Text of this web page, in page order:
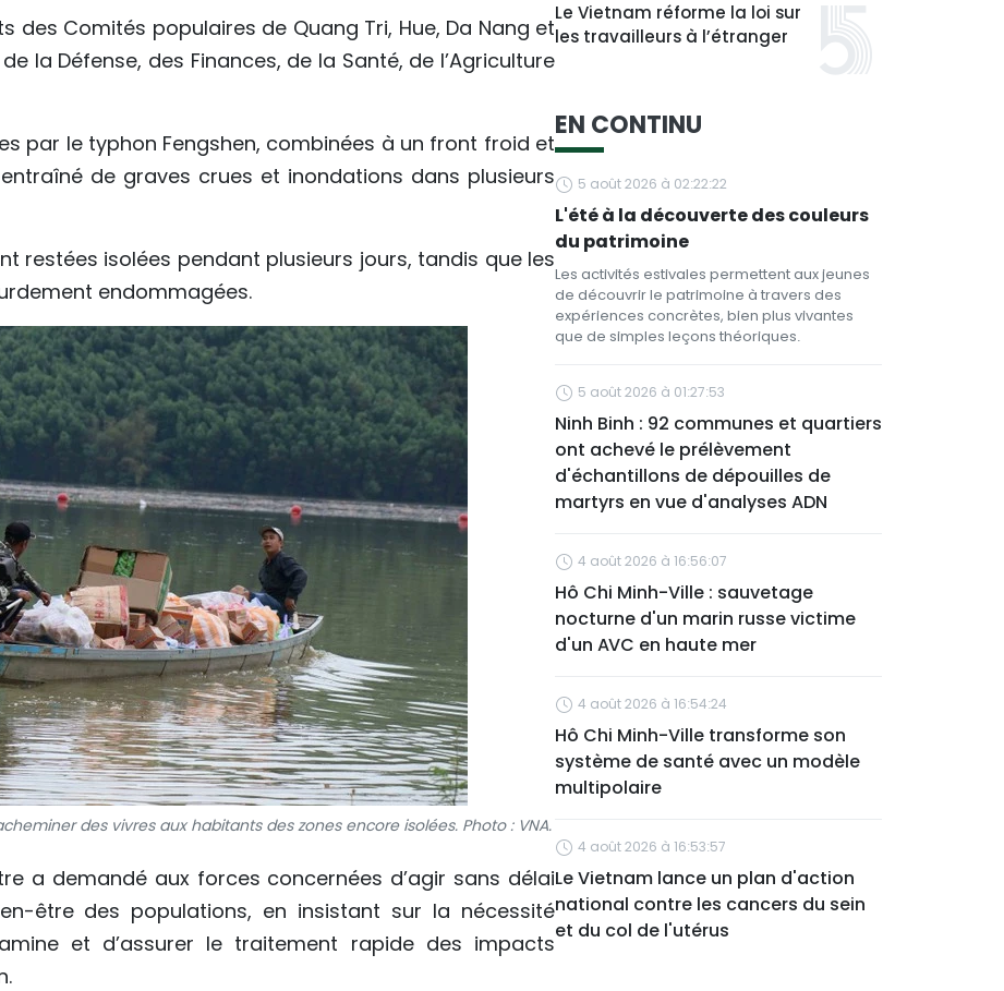
des Comités populaires de Quang Tri, Hue, Da Nang et
la Défense, des Finances, de la Santé, de l’Agriculture
par le typhon Fengshen, combinées à un front froid et
de graves crues et inondations dans plusieurs
restées isolées pendant plusieurs jours, tandis que les
endommagées.
des vivres aux habitants des zones encore isolées. Photo : VNA.
a demandé aux forces concernées d’agir sans délai
être des populations, en insistant sur la nécessité
et d’assurer le traitement rapide des impacts
Le Vietnam réforme la loi sur
les travailleurs à l’étranger
EN CONTINU
5 août 2026 à 02:22:22
L'été à la découverte des couleurs
du patrimoine
Les activités estivales permettent aux jeunes
de découvrir le patrimoine à travers des
expériences concrètes, bien plus vivantes
que de simples leçons théoriques.
5 août 2026 à 01:27:53
Ninh Binh : 92 communes et quartiers
ont achevé le prélèvement
d'échantillons de dépouilles de
martyrs en vue d'analyses ADN
4 août 2026 à 16:56:07
Hô Chi Minh-Ville : sauvetage
nocturne d'un marin russe victime
d'un AVC en haute mer
4 août 2026 à 16:54:24
Hô Chi Minh-Ville transforme son
système de santé avec un modèle
multipolaire
4 août 2026 à 16:53:57
Le Vietnam lance un plan d'action
national contre les cancers du sein
et du col de l'utérus